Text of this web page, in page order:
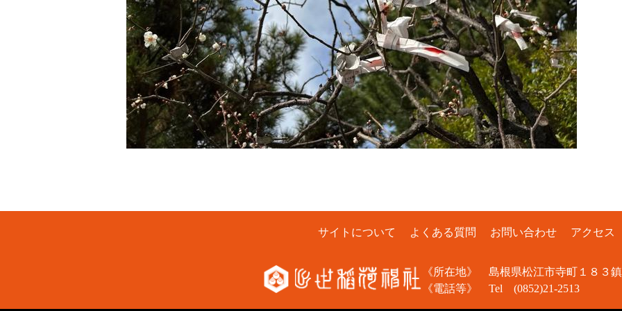
サイトについて よくある質問 お問い合わせ アクセス
《所在地》 島根県松江市寺町１８３
《電話等》 Tel (0852)21-2513